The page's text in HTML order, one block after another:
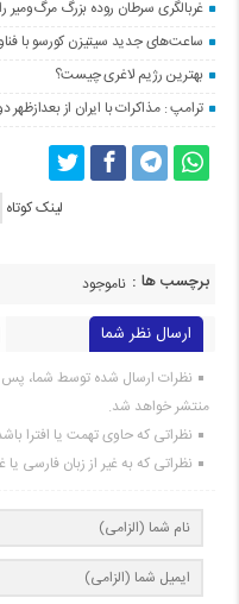
غربالگری سرطان روده بزرگ مرگ‌ومیر را تا ۵۰ درصد
ساعت‌های جدید سیتیزن کورسو با
بهترین رژیم لاغری چیست؟
ترامپ : مذاکرات با ایران از
لینک کوتاه
برچسب ها : ناموجود
ارسال نظر شما
نظرات ارسال شده توسط شما، پس
منتشر خواهد شد.
نظراتی که حاوی تهمت یا افترا
نظراتی که به غیر از زبان فارسی